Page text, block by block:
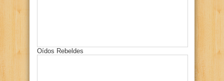
Oídos Rebeldes